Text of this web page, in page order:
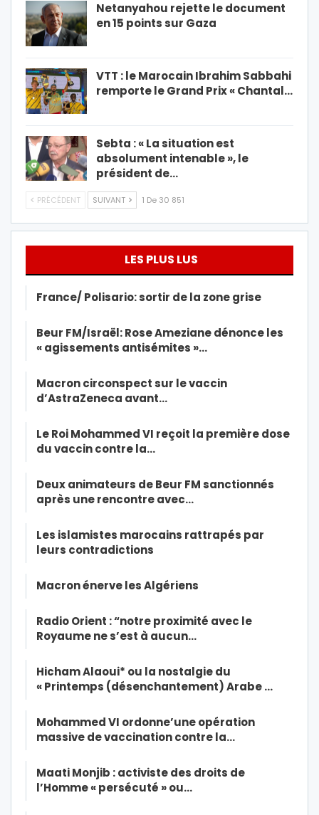
Netanyahou rejette le document
en 15 points sur Gaza
VTT : le Marocain Ibrahim Sabbahi
remporte le Grand Prix « Chantal…
Sebta : « La situation est
absolument intenable », le
président de…
PRÉCÉDENT SUIVANT 1 De 30 851
LES PLUS LUS
France/ Polisario: sortir de la zone grise
Beur FM/Israël: Rose Ameziane dénonce les
« agissements antisémites »…
Macron circonspect sur le vaccin
d’AstraZeneca avant…
Le Roi Mohammed VI reçoit la première dose
du vaccin contre la…
Deux animateurs de Beur FM sanctionnés
après une rencontre avec…
Les islamistes marocains rattrapés par
leurs contradictions
Macron énerve les Algériens
Radio Orient : “notre proximité avec le
Royaume ne s’est à aucun…
Hicham Alaoui* ou la nostalgie du
« Printemps (désenchantement) Arabe …
Mohammed VI ordonne’une opération
massive de vaccination contre la…
Maati Monjib : activiste des droits de
l’Homme « persécuté » ou…